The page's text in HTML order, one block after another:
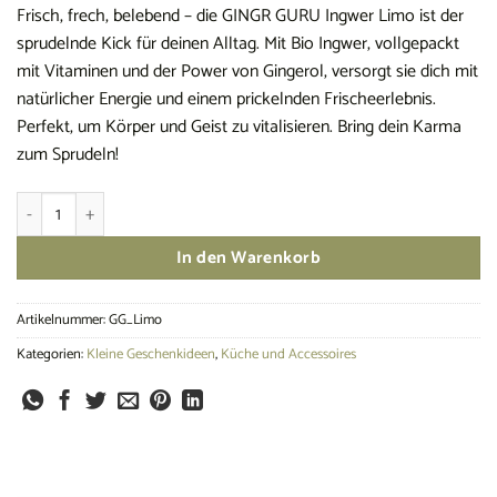
Frisch, frech, belebend – die GINGR GURU Ingwer Limo ist der
sprudelnde Kick für deinen Alltag. Mit Bio Ingwer, vollgepackt
mit Vitaminen und der Power von Gingerol, versorgt sie dich mit
natürlicher Energie und einem prickelnden Frischeerlebnis.
Perfekt, um Körper und Geist zu vitalisieren. Bring dein Karma
zum Sprudeln!
Ingwer Limo Menge
In den Warenkorb
Artikelnummer:GG_Limo
Kategorien:Kleine Geschenkideen,Küche und Accessoires